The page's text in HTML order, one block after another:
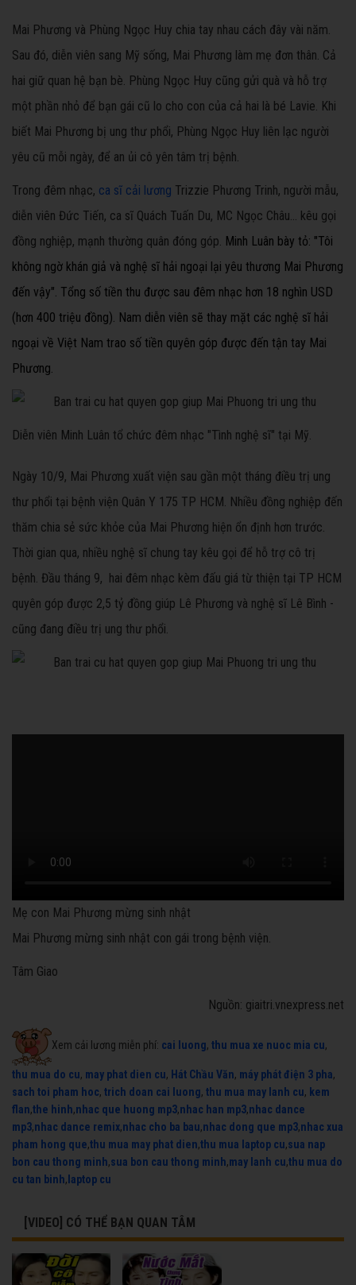
Mai Phương và Phùng Ngọc Huy chia tay nhau cách đây vài năm.
Sau đó, diễn viên sang Mỹ sống, Mai Phương làm mẹ đơn thân. Cả
hai giữ quan hệ bạn bè. Phùng Ngọc Huy cũng gửi quà và hỗ trợ
một phần nhỏ để bạn gái cũ lo cho con của cả hai là bé Lavie. Khi
biết Mai Phương bị ung thư phổi, Phùng Ngọc Huy liên lạc người
yêu cũ mỗi ngày, để an ủi cô yên tâm trị bệnh.
Trong đêm nhạc, ca sĩ cải lương Trizzie Phương Trinh, người mẫu,
diễn viên Đức Tiến, ca sĩ Quách Tuấn Du, MC Ngọc Châu... kêu gọi
đồng nghiệp, mạnh thường quân đóng góp. Minh Luân bày tỏ: "Tôi
không ngờ khán giả và nghệ sĩ hải ngoại lại yêu thương Mai Phương
đến vậy". Tổng số tiền thu được sau đêm nhạc hơn 18 nghìn USD
(hơn 400 triệu đồng). Nam diễn viên sẽ thay mặt các nghệ sĩ hải
ngoại về Việt Nam trao số tiền quyên góp được đến tận tay Mai
Phương.
Diễn viên Minh Luân tổ chức đêm nhạc "Tình nghệ sĩ" tại Mỹ.
Ngày 10/9, Mai Phương xuất viện sau gần một tháng điều trị ung
thư phổi tại bệnh viện Quân Y 175 TP HCM. Nhiều đồng nghiệp đến
thăm chia sẻ sức khỏe của Mai Phương hiện ổn định hơn trước.
Thời gian qua, nhiều nghệ sĩ chung tay kêu gọi để hỗ trợ cô trị
bệnh. Đầu tháng 9, hai đêm nhạc kèm đấu giá từ thiện tại TP HCM
quyên góp được 2,5 tỷ đồng giúp Lê Phương và nghệ sĩ Lê Bình -
cũng đang điều trị ung thư phổi.
Mẹ con Mai Phương mừng sinh nhật
Mai Phương mừng sinh nhật con gái trong bệnh viện.
Tâm Giao
Nguồn: giaitri.vnexpress.net
Xem cải lương miễn phí: cai luong, thu mua xe nuoc mia cu,
thu mua do cu, may phat dien cu, Hát Chầu Văn, máy phát điện 3 pha,
sach toi pham hoc, trich doan cai luong, thu mua may lanh cu, kem
flan,the hinh,nhac que huong mp3,nhac han mp3,nhac dance
mp3,nhac dance remix,nhac cho ba bau,nhac dong que mp3,nhac xua
pham hong que,thu mua may phat dien,thu mua laptop cu,sua nap
bon cau thong minh,sua bon cau thong minh,may lanh cu,thu mua do
cu tan binh, laptop cu
[VIDEO] CÓ THỂ BẠN QUAN TÂM